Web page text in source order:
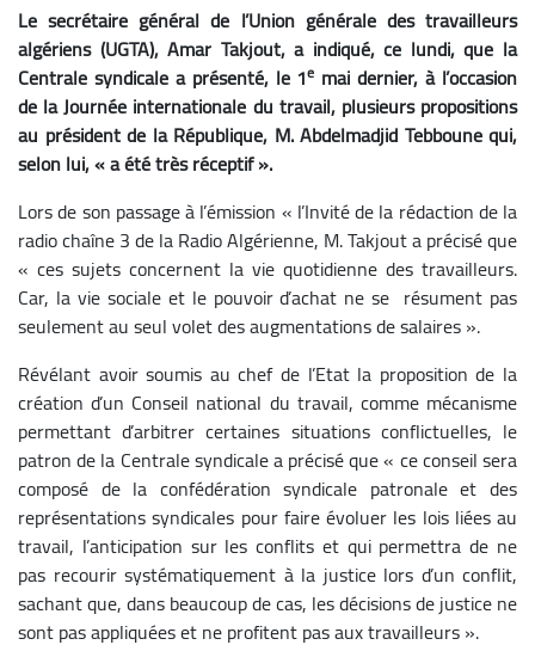
Le secrétaire général de l’Union générale des travailleurs
algériens (UGTA), Amar Takjout, a indiqué, ce lundi, que la
Centrale syndicale a présenté, le 1e mai dernier, à l’occasion
de la Journée internationale du travail, plusieurs propositions
au président de la République, M. Abdelmadjid Tebboune qui,
selon lui, « a été très réceptif ».
Lors de son passage à l’émission « l’Invité de la rédaction de la
radio chaîne 3 de la Radio Algérienne, M. Takjout a précisé que
« ces sujets concernent la vie quotidienne des travailleurs.
Car, la vie sociale et le pouvoir d’achat ne se résument pas
seulement au seul volet des augmentations de salaires ».
Révélant avoir soumis au chef de l’Etat la proposition de la
création d’un Conseil national du travail, comme mécanisme
permettant d’arbitrer certaines situations conflictuelles, le
patron de la Centrale syndicale a précisé que « ce conseil sera
composé de la confédération syndicale patronale et des
représentations syndicales pour faire évoluer les lois liées au
travail, l’anticipation sur les conflits et qui permettra de ne
pas recourir systématiquement à la justice lors d’un conflit,
sachant que, dans beaucoup de cas, les décisions de justice ne
sont pas appliquées et ne profitent pas aux travailleurs ».